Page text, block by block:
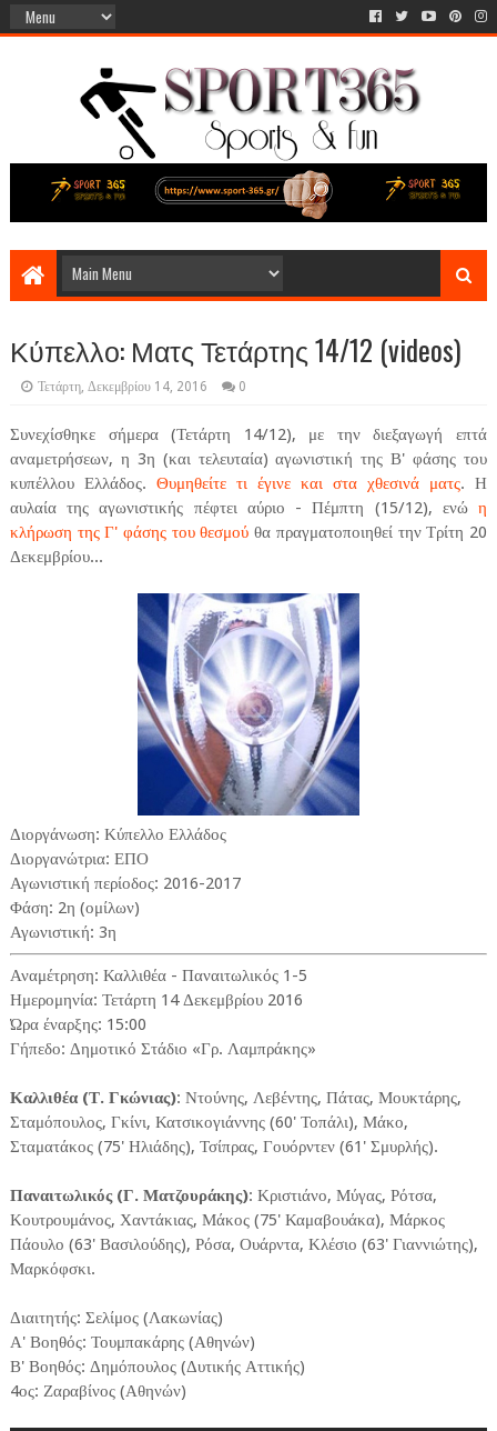
Κύπελλο: Ματς Τετάρτης 14/12 (videos)
Τετάρτη, Δεκεμβρίου 14, 2016 0
Συνεχίσθηκε σήμερα (Τετάρτη 14/12), με την διεξαγωγή επτά
αναμετρήσεων, η 3η (και τελευταία) αγωνιστική της Β' φάσης του
κυπέλλου Ελλάδος. Θυμηθείτε τι έγινε και στα χθεσινά ματς. Η
αυλαία της αγωνιστικής πέφτει αύριο - Πέμπτη (15/12), ενώη
κλήρωση της Γ' φάσης του θεσμού θα πραγματοποιηθεί την Τρίτη 20
Δεκεμβρίου...
Διοργάνωση: Κύπελλο Ελλάδος
Διοργανώτρια: ΕΠΟ
Αγωνιστική περίοδος: 2016-2017
Φάση: 2η (ομίλων)
Αγωνιστική: 3η
Αναμέτρηση: Καλλιθέα - Παναιτωλικός 1-5
Ημερομηνία: Τετάρτη 14 Δεκεμβρίου 2016
Ώρα έναρξης: 15:00
Γήπεδο: Δημοτικό Στάδιο «Γρ. Λαμπράκης»
Καλλιθέα (Τ. Γκώνιας): Ντούνης, Λεβέντης, Πάτας, Μουκτάρης,
Σταμόπουλος, Γκίνι, Κατσικογιάννης (60' Τοπάλι), Μάκο,
Σταματάκος (75' Ηλιάδης), Τσίπρας, Γουόρντεν (61' Σμυρλής).
Παναιτωλικός (Γ. Ματζουράκης): Κριστιάνο, Μύγας, Ρότσα,
Κουτρουμάνος, Χαντάκιας, Μάκος (75' Καμαβουάκα), Μάρκος
Πάουλο (63' Βασιλούδης), Ρόσα, Ουάρντα, Κλέσιο (63' Γιαννιώτης),
Μαρκόφσκι.
Διαιτητής: Σελίμος (Λακωνίας)
Α' Βοηθός: Τουμπακάρης (Αθηνών)
Β' Βοηθός: Δημόπουλος (Δυτικής Αττικής)
4ος: Ζαραβίνος (Αθηνών)